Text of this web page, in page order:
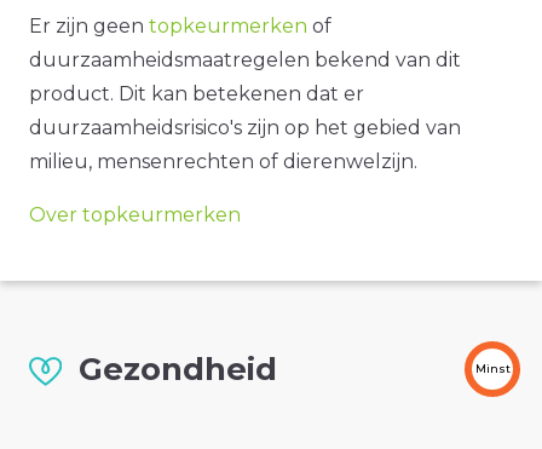
Er zijn geen topkeurmerken of
duurzaamheidsmaatregelen bekend van dit
product. Dit kan betekenen dat er
duurzaamheidsrisico's zijn op het gebied van
milieu, mensenrechten of dierenwelzijn.
Over topkeurmerken
Gezondheid Minst